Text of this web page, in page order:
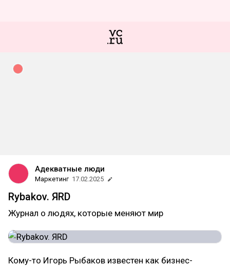
Адекватные люди
Маркетинг 17.02.2025
Rybakov. ЯRD
Журнал о людях, которые меняют мир
Кому-то Игорь Рыбаков известен как бизнес-